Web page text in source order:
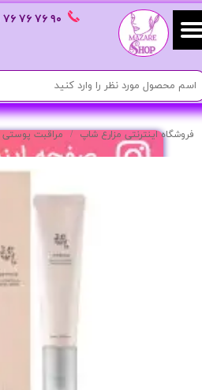
حساب کاربری من
تغییر گذر واژه
سفارشات
خروج از حساب کاربری
٩٠ ٧۶ ٧۶ ٧۶
فروشگاه اینترنتی مزارع شاپ مراقبت پوستی